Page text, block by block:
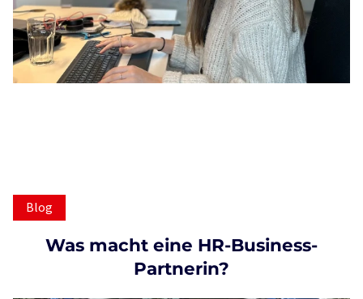
Blog
Was macht eine HR-Business-
Partnerin?